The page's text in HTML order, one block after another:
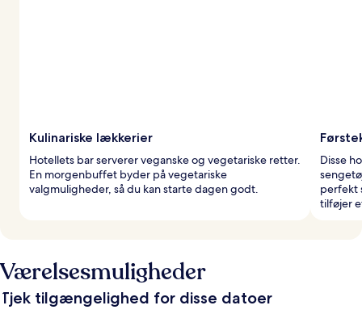
Kulinariske lækkerier
Hotellets bar serverer veganske og vegetariske retter.
En morgenbuffet byder på vegetariske
valgmuligheder, så du kan starte dagen godt.
Disse
perfekt
tilføjer
Værelsesmuligheder
Tjek tilgængelighed for disse datoer